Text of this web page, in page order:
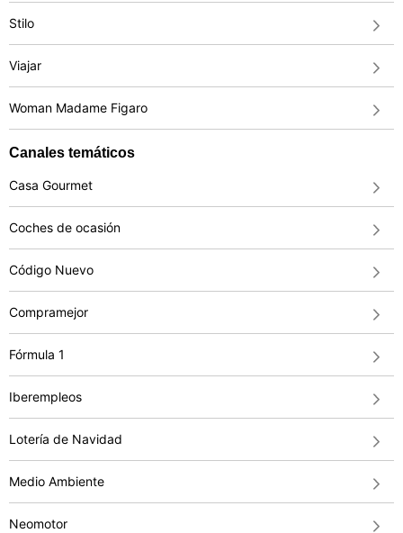
Stilo
Viajar
Woman Madame Figaro
Canales temáticos
Casa Gourmet
Coches de ocasión
Código Nuevo
Compramejor
Fórmula 1
Iberempleos
Lotería de Navidad
Medio Ambiente
Neomotor